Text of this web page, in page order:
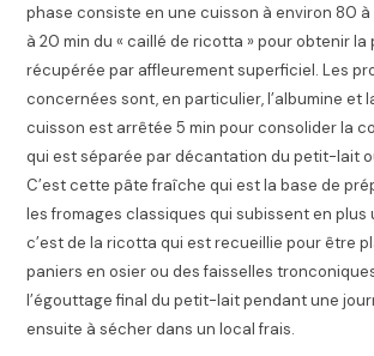
phase consiste en une cuisson à environ 80 à
à 20 min du « caillé de ricotta » pour obtenir
récupérée par affleurement superficiel. Les
concernées sont, en particulier, l’albumine et
cuisson est arrêtée 5 min pour consolider la
qui est séparée par décantation du petit-lait
C’est cette pâte fraîche qui est la base de
les fromages classiques qui subissent en plus
c’est de la ricotta qui est recueillie pour être
paniers en osier ou des faisselles
l’égouttage final du petit-lait pendant une
ensuite à sécher dans un local frais.